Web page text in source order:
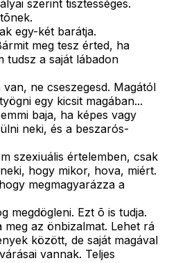
szerint tisztességes.
egy-két barátja.
meg tesz érted, ha
tudsz a saját lábadon
ne cseszegesd. Magától
egy kicsit magában...
baja, ha képes vagy
neki, és a beszarós-
szexiuális értelemben, csak
hogy mikor, hova, miért.
megmagyarázza a
megdögleni. Ezt õ is tudja.
az önbizalmat. Lehet rá
között, de saját magával
vannak. Teljes